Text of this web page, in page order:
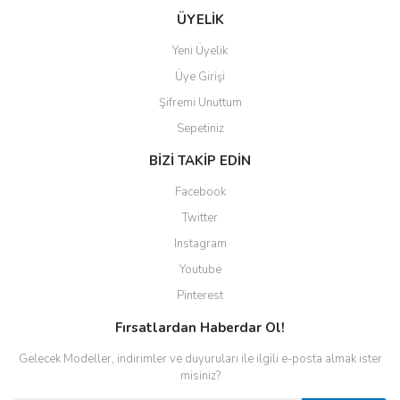
ÜYELİK
Yeni Üyelik
Üye Girişi
Şifremi Unuttum
Sepetiniz
BİZİ TAKİP EDİN
Facebook
Twitter
Instagram
Youtube
Pinterest
Fırsatlardan Haberdar Ol!
Gelecek Modeller, indirimler ve duyuruları ile ilgili e-posta almak ister
misiniz?